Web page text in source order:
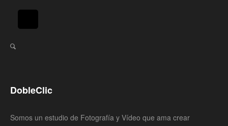
DobleClic
Somos un estudio de Fotografía y Vídeo que ama crear